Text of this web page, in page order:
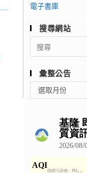
電子書庫
搜尋網站
Search
for:
彙整公告
整
選取月份